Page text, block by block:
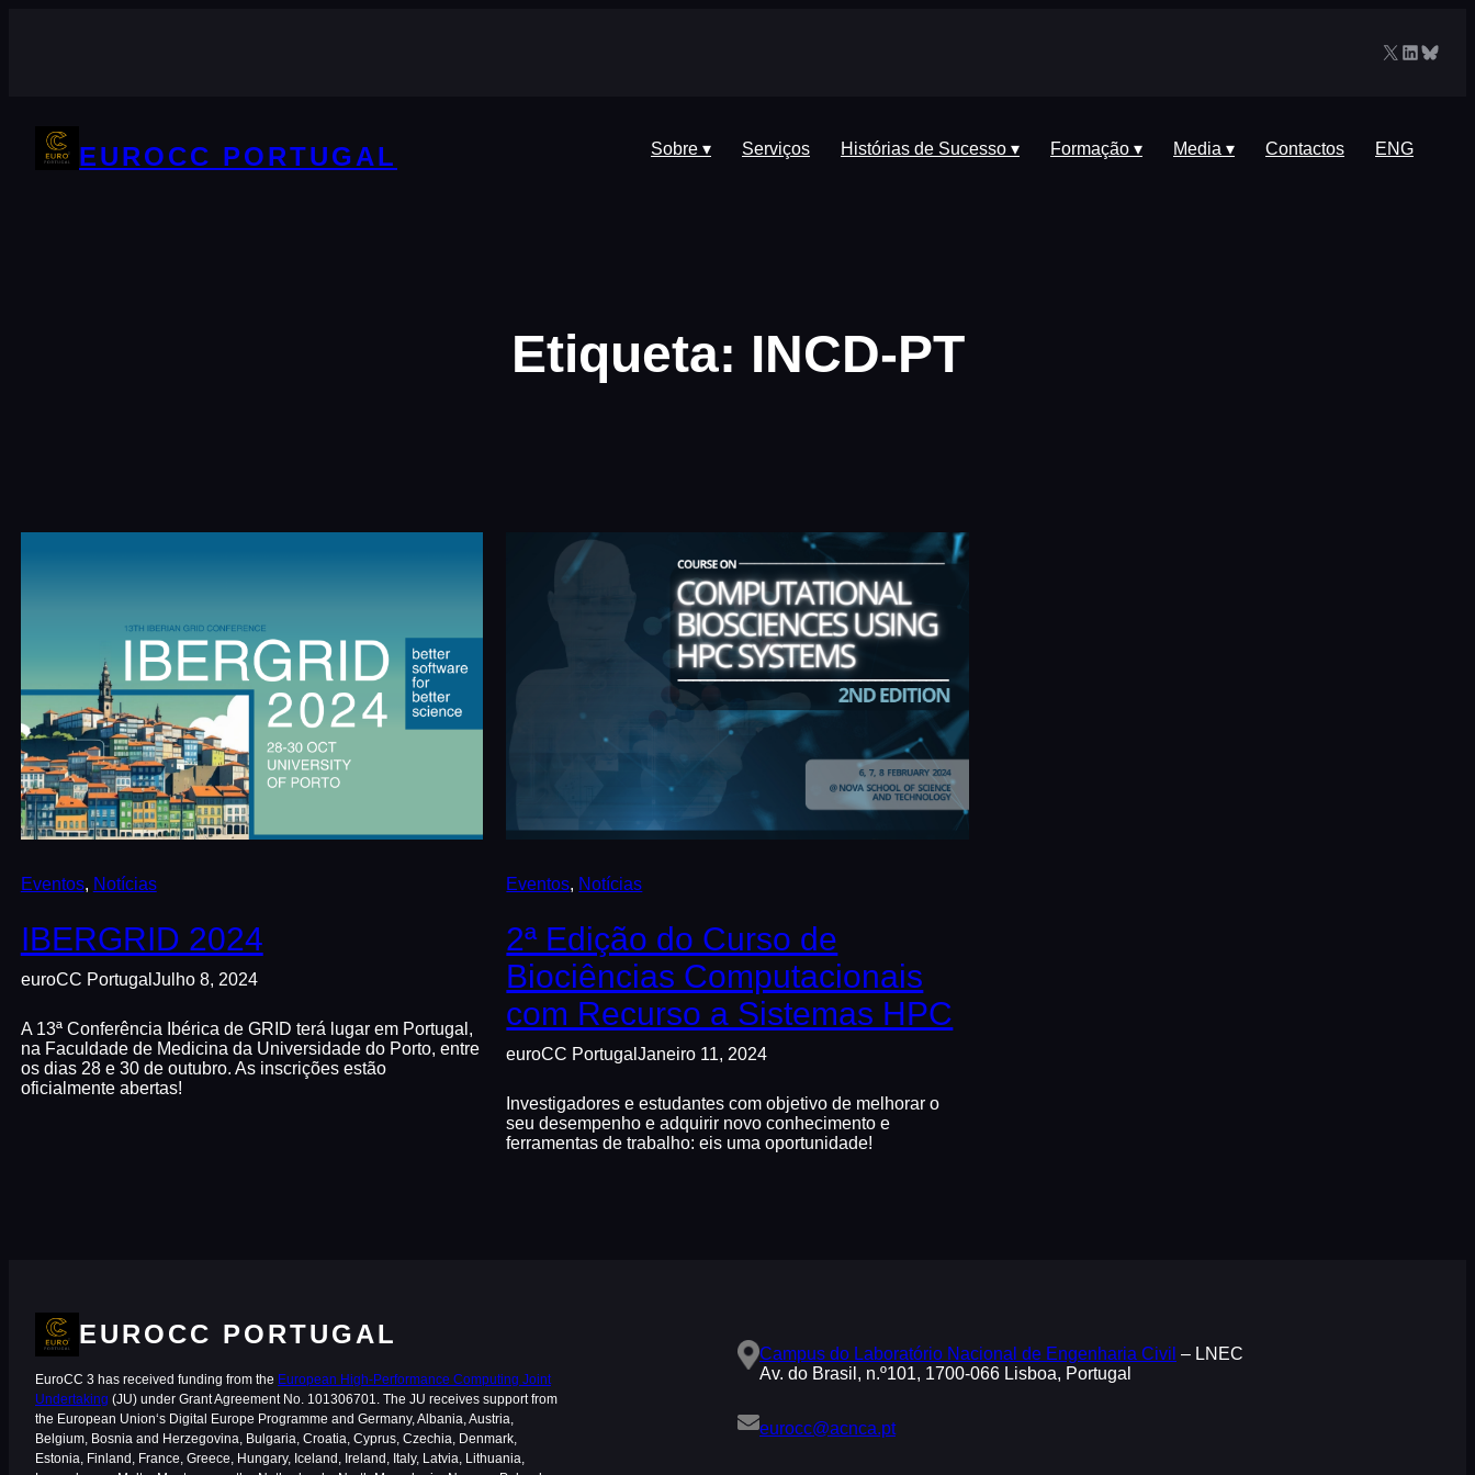
X LinkedIn
EUROCC PORTUGAL Sobre ▾ Serviços Histórias de Sucesso ▾ Formação ▾ Media ▾ Contactos ENG
Etiqueta: INCD-PT
Eventos, Notícias
IBERGRID 2024
euroCC Portugal Julho 8, 2024
A 13ª Conferência Ibérica de GRID terá lugar em Portugal,
na Faculdade de Medicina da Universidade do Porto, entre
os dias 28 e 30 de outubro. As inscrições estão
oficialmente abertas!
Eventos, Notícias
2ª Edição do Curso de
Biociências Computacionais
com Recurso a Sistemas HPC
euroCC PortugalJaneiro 11, 2024
Investigadores e estudantes com objetivo de melhorar o
seu desempenho e adquirir novo conhecimento e
ferramentas de trabalho: eis uma oportunidade!
EUROCC PORTUGAL
EuroCC 3 has received funding from the European High-Performance Computing Joint
Undertaking (JU) under Grant Agreement No. 101306701. The JU receives support from
the European Union‘s Digital Europe Programme and Germany, Albania, Austria,
Belgium, Bosnia and Herzegovina, Bulgaria, Croatia, Cyprus, Czechia, Denmark,
Estonia, Finland, France, Greece, Hungary, Iceland, Ireland, Italy, Latvia, Lithuania,
Campus do Laboratório Nacional de Engenharia Civil – LNEC
Av. do Brasil, n.º101, 1700-066 Lisboa, Portugal
eurocc@acnca.pt